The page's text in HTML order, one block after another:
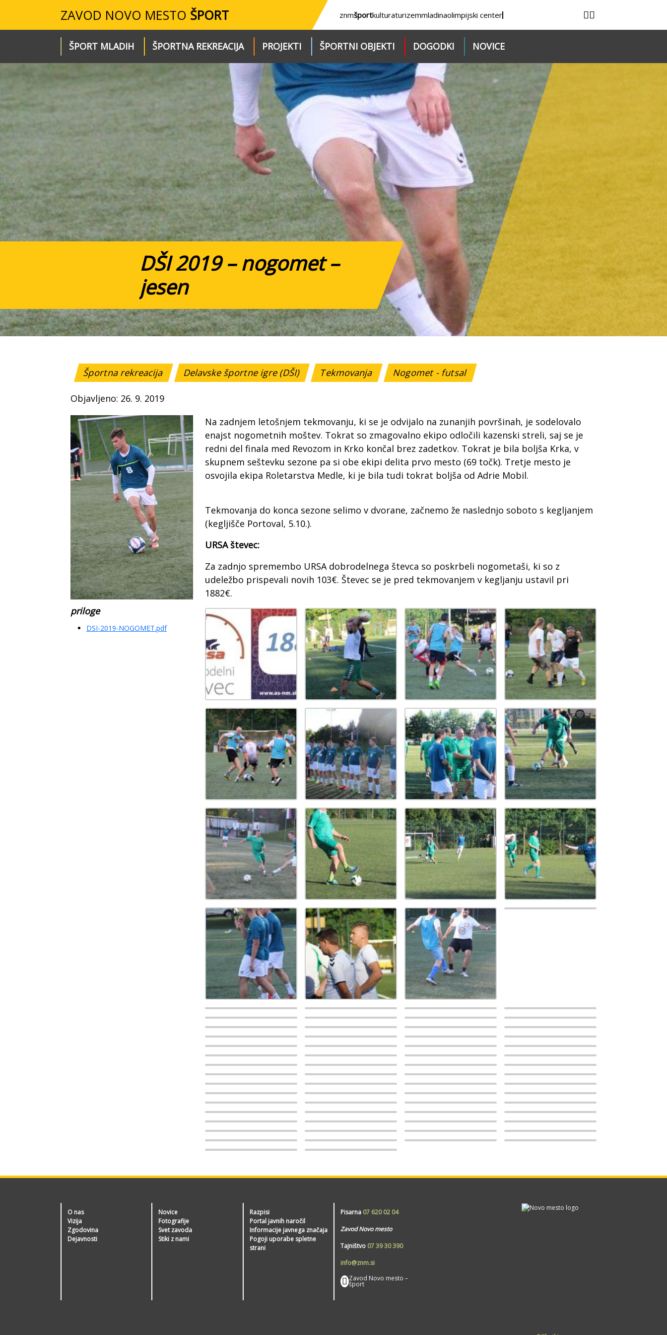
ZAVOD NOVO MESTO ŠPORT znmšportkulturaturizemmladinaolimpijski center
ŠPORT MLADIH ŠPORTNA REKREACIJA PROJEKTI ŠPORTNI OBJEKTI DOGODKI NOVICE
DŠI 2019 – nogomet –
jesen
Športna rekreacija Delavske športne igre (DŠI) Tekmovanja Nogomet - futsal
Objavljeno: 26. 9. 2019
priloge
DSI-2019-NOGOMET.pdf
Na zadnjem letošnjem tekmovanju, ki se je odvijalo na zunanjih površinah, je sodelovalo
enajst nogometnih moštev. Tokrat so zmagovalno ekipo odločili kazenski streli, saj se je
redni del finala med Revozom in Krko končal brez zadetkov. Tokrat je bila boljša Krka, v
skupnem seštevku sezone pa si obe ekipi delita prvo mesto (69 točk). Tretje mesto je
osvojila ekipa Roletarstva Medle, ki je bila tudi tokrat boljša od Adrie Mobil.
Tekmovanja do konca sezone selimo v dvorane, začnemo že naslednjo soboto s kegljanjem
(kegljišče Portoval, 5.10.).
URSA števec:
Za zadnjo spremembo URSA dobrodelnega števca so poskrbeli nogometaši, ki so z
udeležbo prispevali novih 103€. Števec se je pred tekmovanjem v kegljanju ustavil pri
1882€.
O nas
Vizija
Zgodovina
Dejavnosti
Novice
Fotografije
Svet zavoda
Stiki z nami
Razpisi
Portal javnih naročil
Informacije javnega značaja
Pogoji uporabe spletne
strani
Pisarna 07 620 02 04
Zavod Novo mesto
Tajništvo 07 39 30 390
info@znm.si
Zavod Novo mesto –
šport